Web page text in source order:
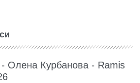
Олена Курбанова - Ramis